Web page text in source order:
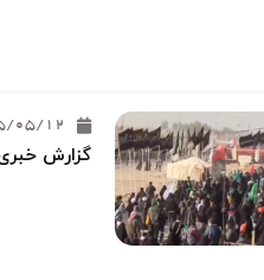
05/12
گزارش خبری